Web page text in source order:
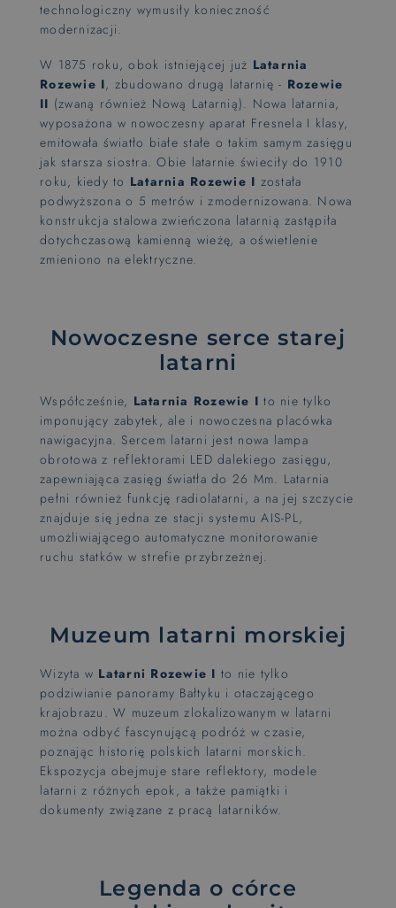
technologiczny wymusiły konieczność
modernizacji.
W 1875 roku, obok istniejącej już Latarnia
Rozewie I, zbudowano drugą latarnię - Rozewie
II (zwaną również Nową Latarnią). Nowa latarnia,
wyposażona w nowoczesny aparat Fresnela I klasy,
emitowała światło białe stałe o takim samym zasięgu
jak starsza siostra. Obie latarnie świeciły do 1910
roku, kiedy to Latarnia Rozewie I została
podwyższona o 5 metrów i zmodernizowana. Nowa
konstrukcja stalowa zwieńczona latarnią zastąpiła
dotychczasową kamienną wieżę, a oświetlenie
zmieniono na elektryczne.
Nowoczesne serce starej
latarni
Współcześnie, Latarnia Rozewie I to nie tylko
imponujący zabytek, ale i nowoczesna placówka
nawigacyjna. Sercem latarni jest nowa lampa
obrotowa z reflektorami LED dalekiego zasięgu,
zapewniająca zasięg światła do 26 Mm. Latarnia
pełni również funkcję radiolatarni, a na jej szczycie
znajduje się jedna ze stacji systemu AIS-PL,
umożliwiającego automatyczne monitorowanie
ruchu statków w strefie przybrzeżnej.
Muzeum latarni morskiej
Wizyta w Latarni Rozewie I to nie tylko
podziwianie panoramy Bałtyku i otaczającego
krajobrazu. W muzeum zlokalizowanym w latarni
można odbyć fascynującą podróż w czasie,
poznając historię polskich latarni morskich.
Ekspozycja obejmuje stare reflektory, modele
latarni z różnych epok, a także pamiątki i
dokumenty związane z pracą latarników.
Legenda o córce